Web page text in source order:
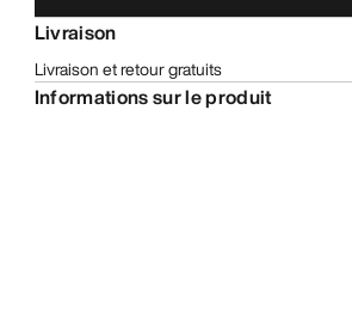
Livraison
Livraison et retour gratuits
Informations sur le produit